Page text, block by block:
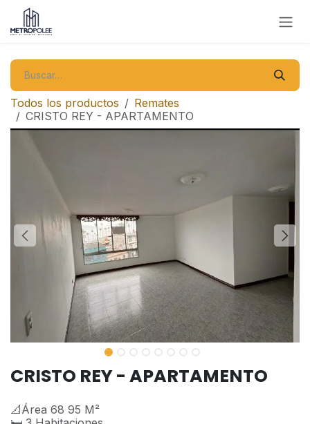
Ir al contenido
Todos los productos
Remates
CRISTO REY - APARTAMENTO
CRISTO REY - APARTAMENTO
📐Área 68 95 M²